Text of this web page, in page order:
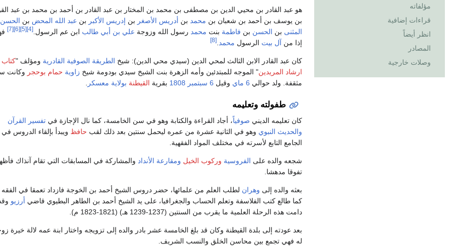
مؤلفاته
قراءات إضافية
انظر أيضاً
المصادر
وصلات خارجية
هو عبد القادر بن محيي الدين بن مصطفى بن محمد بن المختار بن عبد القادر بن أحمد بن محمد بن عبد
بن يوسف بن أحمد بن شعبان بن محمد بن أدريس الأصغر بن إدريس الأكبر بن عبد الله المحض بن الحسن
المثنى بن الحسن بن فاطمة بنت محمد رسول الله وزوجة علي بن أبي طالب ابن عم الرسول. [4]
[5]
[6]
[7]
إذا من آل بيت الرسول محمد [8]
كان عبد القادر الابن الثالث لمحي الدين (سيدي محي الدين): شيخ الطريقة الصوفية القادرية ومؤلف "كتاب
ارشاد المريدين" الموجه للمبتدئين وأمه الزهرة بنت الشيخ سيدي بودومة شيخ زاوية حمام بوحجر وكانت
مثقفة. ولد حوالي 6 ماي وقيل 6 سبتمبر 1808 بقرية القيطنة بولاية معسكر
طفولته وتعليمه
كان تعليمه الديني صوفياً، أجاد القراءة والكتابة وهو في سن الخامسة، كما نال الإجازة في تفسير القرآن
والحديث النبوي وهو في الثانية عشرة من عمره ليحمل سنتين بعد ذلك لقب حافظ ويبدأ بإلقاء الدروس في
الجامع التابع لأسرته في مختلف المواد الفقهية.
شجعه والده على الفروسية وركوب الخيل ومقارعة الأنداد والمشاركة في المسابقات التي تقام آنذاك
تفوقا مدهشا.
بعثه والده إلى وهران لطلب العلم من علمائها، حضر دروس الشيخ أحمد بن الخوجة فازداد تعمقا في الفقه
كما طالع كتب الفلاسفة وتعلم الحساب والجغرافيا، على يد الشيخ أحمد بن الطاهر البطيوي قاضي أرزيو
دامت هذه الرحلة العلمية ما يقرب من السنتين (1237-1239 هـ) (1821-1823 م).
بعد عودته إلى بلدة القيطنة وكان قد بلغ الخامسة عشر بادر والده إلى تزويجه واختار ابنة عمه لالة خيرة
له فهي تجمع بين محاسن الخلق والنسب الشريف.